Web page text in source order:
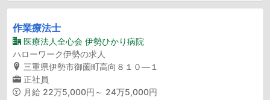
作業療法士
医療法人全心会 伊勢ひかり病院
ハローワーク伊勢の求人
三重県伊勢市御薗町高向８１０―１
正社員
月給 22万5,000円～ 24万5,000円